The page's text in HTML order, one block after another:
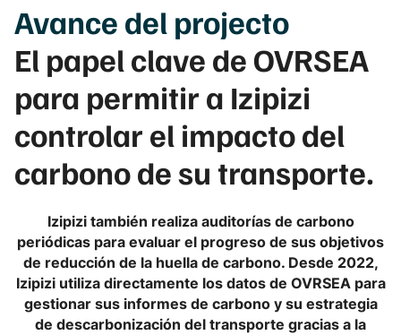
Avance del projecto
El papel clave de OVRSEA
para permitir a Izipizi
controlar el impacto del
carbono de su transporte.
Izipizi también realiza auditorías de carbono
periódicas para evaluar el progreso de sus objetivos
de reducción de la huella de carbono. Desde 2022,
Izipizi utiliza directamente los datos de OVRSEA para
gestionar sus informes de carbono y su estrategia
de descarbonización del transporte gracias a la